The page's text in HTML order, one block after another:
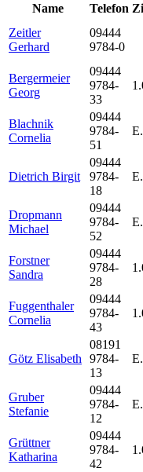
Name
Telefon
Zeitler
Gerhard
09444
9784-0
Bergermeier
Georg
09444
9784-
33
Blachnik
Cornelia
09444
9784-
51
Dietrich Birgit
09444
9784-
18
Dropmann
Michael
09444
9784-
52
Forstner
Sandra
09444
9784-
28
Fuggenthaler
Cornelia
09444
9784-
43
Götz Elisabeth
08191
9784-
13
Gruber
Stefanie
09444
9784-
12
Grüttner
Katharina
09444
9784-
42